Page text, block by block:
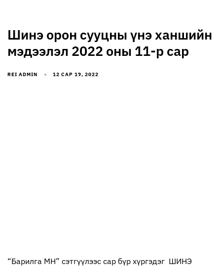
Шинэ орон сууцны үнэ ханшийн
мэдээлэл 2022 оны 11-р сар
REI ADMIN 12 САР 19, 2022
“Барилга МН” сэтгүүлээс сар бүр хүргэдэг ШИНЭ